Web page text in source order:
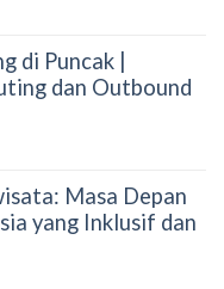
di Puncak |
dan Outbound
Masa Depan
yang Inklusif dan